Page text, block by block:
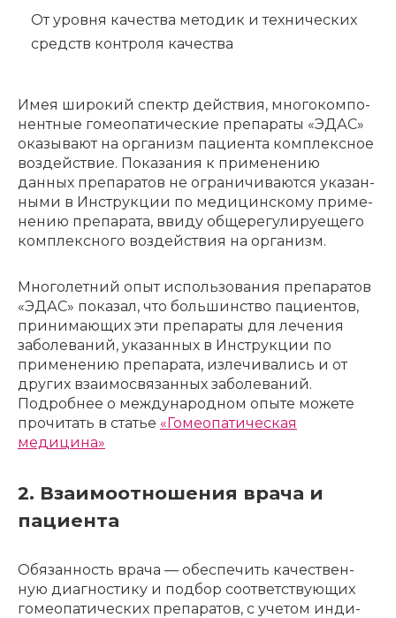
От уров­ня каче­ства мето­дик и техни­че­ских
средств контро­ля каче­ства
Имея широ­кий спектр действия, много­ком­по­
нент­ные гомео­па­ти­че­ские препа­ра­ты «ЭДАС»
оказы­ва­ют на орга­низм паци­ен­та комплекс­ное
воздей­ствие. Пока­за­ния к приме­не­нию
данных препа­ра­тов не огра­ни­чи­ва­ют­ся указан­
ны­ми в Инструк­ции по меди­цин­ско­му приме­
не­нию препа­ра­та, ввиду обще­ре­гу­ли­ру­е­ще­го
комплекс­но­го воздей­ствия на орга­низм.
Много­лет­ний опыт исполь­зо­ва­ния препа­ра­тов
«ЭДАС» пока­зал, что боль­шин­ство паци­ен­тов,
прини­ма­ю­щих эти препа­ра­ты для лече­ния
заболе­ва­ний, указан­ных в Инструк­ции по
приме­не­нию препа­ра­та, изле­чи­ва­лись и от
других взаи­мо­свя­зан­ных заболе­ва­ний.
Подробнее о международном опыте можете
прочитать в статье «Гомеопатическая
медицина»
2. Взаимоотношения врача и
пациента
Обязан­ность врача — обес­пе­чить каче­ствен­
ную диагно­сти­ку и подбор соот­вет­ству­ю­щих
гомео­па­ти­че­ских препа­ра­тов, с учетом инди­